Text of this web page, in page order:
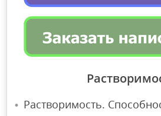
Растворимость.